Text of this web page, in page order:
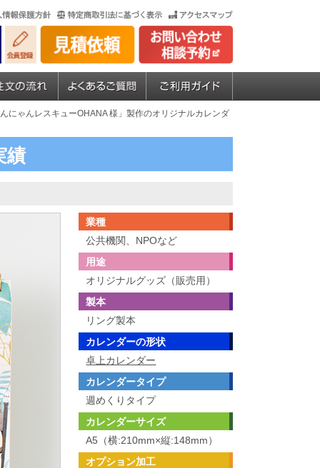
にゃんレスキューOHANA 様」製作のオリジナルカレンダ
績
業種
公共機関、NPOなど
用途
オリジナルグッズ（販売用）
製本
リング製本
カレンダーの形状
卓上カレンダー
カレンダータイプ
週めくりタイプ
カレンダーサイズ
A5（横:210mm×縦:148mm）
オプション加工